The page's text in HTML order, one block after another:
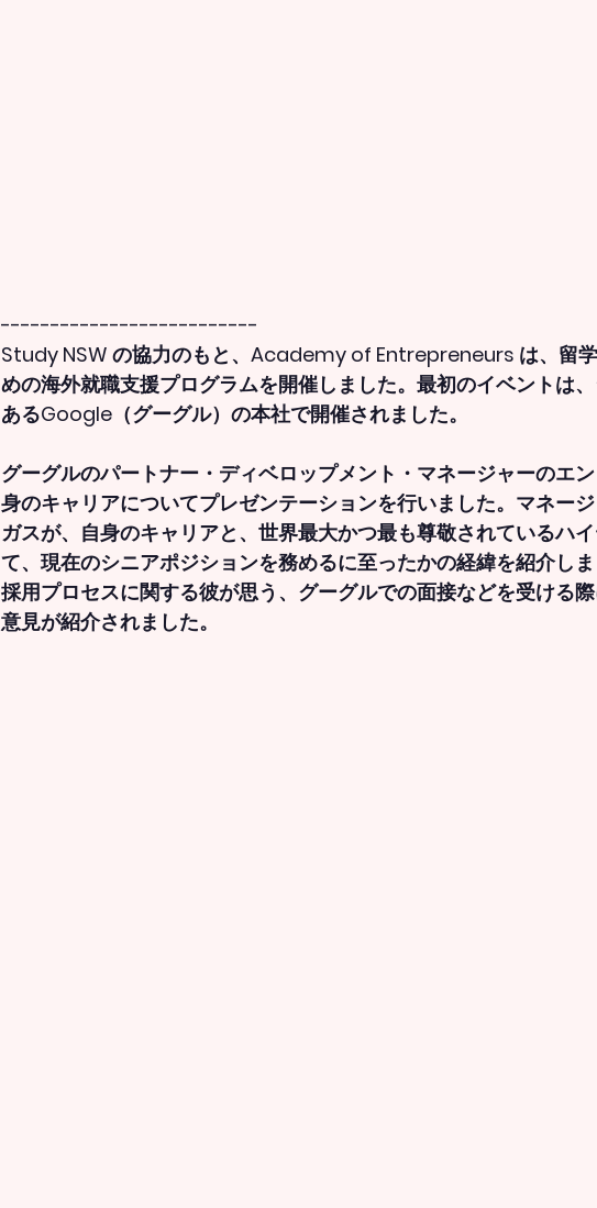
--------------------------
Study NSW の協力のもと、Academy of Entrepreneurs は、留
めの海外就職支援プログラムを開催しました。最初のイベントは
あるGoogle（グーグル）の本社で開催されました。
グーグルのパートナー・ディベロップメント・マネージャーのエ
身のキャリアについてプレゼンテーションを行いました。マネー
ガスが、自身のキャリアと、世界最大かつ最も尊敬されているハ
て、現在のシニアポジションを務めるに至ったかの経緯を紹介し
採用プロセスに関する彼が思う、グーグルでの面接などを受ける
意見が紹介されました。